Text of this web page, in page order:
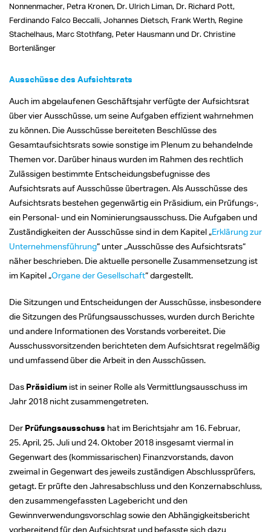
Nonnenmacher, Petra Kronen, Dr. Ulrich Liman, Dr. Richard Pott,
Ferdinando Falco Beccalli, Johannes Dietsch, Frank Werth, Regine
Stachelhaus, Marc Stothfang, Peter Hausmann und Dr. Christine
Bortenlänger
Ausschüsse des Aufsichtsrats
Auch im abgelaufenen Geschäftsjahr verfügte der Aufsichtsrat
über vier Ausschüsse, um seine Aufgaben effizient wahrnehmen
zu können. Die Ausschüsse bereiteten Beschlüsse des
Gesamtaufsichtsrats sowie sonstige im Plenum zu behandelnde
Themen vor. Darüber hinaus wurden im Rahmen des rechtlich
Zulässigen bestimmte Entscheidungsbefugnisse des
Aufsichtsrats auf Ausschüsse übertragen. Als Ausschüsse des
Aufsichtsrats bestehen gegenwärtig ein Präsidium, ein Prüfungs-,
ein Personal- und ein Nominierungsausschuss. Die Aufgaben und
Zuständigkeiten der Ausschüsse sind in dem Kapitel „Erklärung zur
Unternehmensführung“ unter „Ausschüsse des Aufsichtsrats“
näher beschrieben. Die aktuelle personelle Zusammensetzung ist
im Kapitel „Organe der Gesellschaft“ dargestellt.
Die Sitzungen und Entscheidungen der Ausschüsse, insbesondere
die Sitzungen des Prüfungsausschusses, wurden durch Berichte
und andere Informationen des Vorstands vorbereitet. Die
Ausschussvorsitzenden berichteten dem Aufsichtsrat regelmäßig
und umfassend über die Arbeit in den Ausschüssen.
Das Präsidium ist in seiner Rolle als Vermittlungsausschuss im
Jahr 2018 nicht zusammengetreten.
Der Prüfungsausschuss hat im Berichtsjahr am 16. Februar,
25. April, 25. Juli und 24. Oktober 2018 insgesamt viermal in
Gegenwart des (kommissarischen) Finanzvorstands, davon
zweimal in Gegenwart des jeweils zuständigen Abschlussprüfers,
getagt. Er prüfte den Jahresabschluss und den Konzernabschluss,
den zusammengefassten Lagebericht und den
Gewinnverwendungsvorschlag sowie den Abhängigkeitsbericht
vorbereitend für den Aufsichtsrat und befasste sich dazu